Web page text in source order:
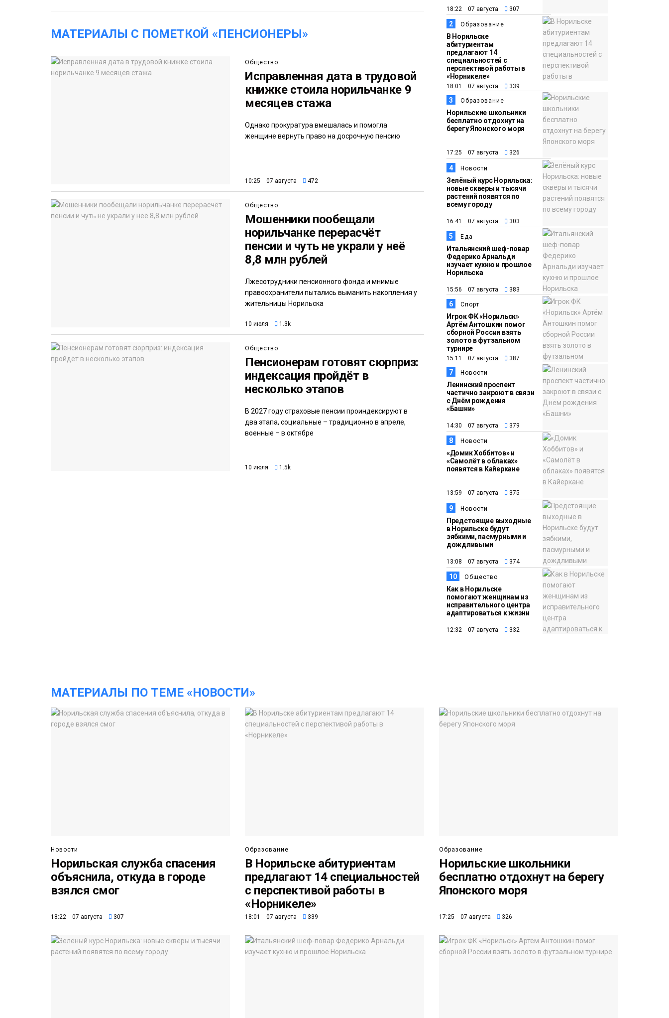
МАТЕРИАЛЫ С ПОМЕТКОЙ «ПЕНСИОНЕРЫ»
Общество
Исправленная дата в трудовой
книжке стоила норильчанке 9
месяцев стажа
Однако прокуратура вмешалась и помогла
женщине вернуть право на досрочную пенсию
10:25 07 августа 472
Общество
Мошенники пообещали
норильчанке перерасчёт
пенсии и чуть не украли у неё
8,8 млн рублей
Лжесотрудники пенсионного фонда и мнимые
правоохранители пытались выманить накопления у
жительницы Норильска
10 июля 1.3k
Общество
Пенсионерам готовят сюрприз:
индексация пройдёт в
несколько этапов
В 2027 году страховые пенсии проиндексируют в
два этапа, социальные – традиционно в апреле,
военные – в октябре
10 июля 1.5k
13:59
Новости
«Домик Хоббитов» и
«Самолёт в облаках»
появятся в Кайеркане
13:08
Новости
Предстоящие
выходные в
Норильске будут
зябкими, пасмурными
и дождливыми
Общество
Как в Норильске
помогают женщинам
из исправительного
центра
адаптироваться к
жизни
18:22 07 августа 307
2 Образование
В Норильске
абитуриентам
предлагают 14
специальностей с
перспективой работы в
«Норникеле»
18:01 07 августа 339
3 Образование
Норильские школьники
бесплатно отдохнут на
берегу Японского моря
17:25 07 августа 326
4 Новости
Зелёный курс Норильска:
новые скверы и тысячи
растений появятся по
всему городу
16:41 07 августа 303
5 Еда
Итальянский шеф-повар
Федерико Арнальди
изучает кухню и прошлое
Норильска
15:56 07 августа 383
6 Спорт
Игрок ФК «Норильск»
Артём Антошкин помог
сборной России взять
золото в футзальном
турнире
15:11 07 августа 387
7 Новости
Ленинский проспект
частично закроют в связи
с Днём рождения
«Башни»
14:30 07 августа 379
8 Новости
«Домик Хоббитов» и
«Самолёт в облаках»
появятся в Кайеркане
13:59 07 августа 375
9 Новости
Предстоящие выходные
в Норильске будут
зябкими, пасмурными и
дождливыми
13:08 07 августа 374
10 Общество
Как в Норильске
помогают женщинам из
исправительного центра
адаптироваться к жизни
12:32 07 августа 332
МАТЕРИАЛЫ ПО ТЕМЕ «НОВОСТИ»
Новости
Норильская служба спасения
объяснила, откуда в городе
взялся смог
18:22 07 августа 307
Образование
В Норильске абитуриентам
предлагают 14 специальностей
с перспективой работы в
«Норникеле»
18:01 07 августа 339
Образование
Норильские школьники
бесплатно отдохнут на берегу
Японского моря
17:25 07 августа 326